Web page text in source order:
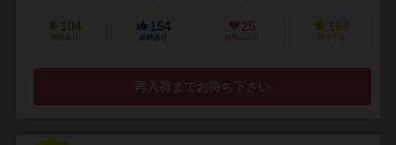
104
興味あり
154
経験あり
25
お気に入り
164
持ってる
再入荷までお待ち下さい